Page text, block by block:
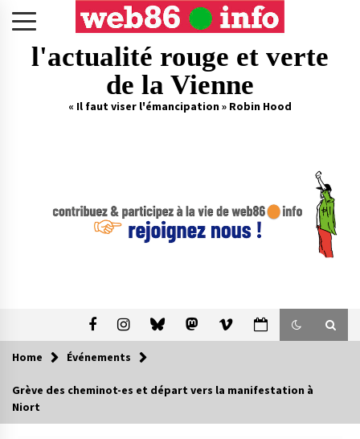
l'actualité rouge et verte
de la Vienne
« Il faut viser l'émancipation » Robin Hood
Home Événements
Grève des cheminot-es et départ vers la manifestation à
Niort